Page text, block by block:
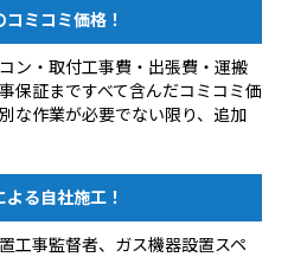
ミコミ価格！
ン・取付工事費・出張費・運搬
保証まですべて含んだコミコミ価
な作業が必要でない限り、追加
る自社施工！
工事監督者、ガス機器設置スペ